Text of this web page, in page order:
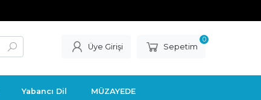
Üye Girişi Sepetim
0
Yabancı Dil MÜZAYEDE